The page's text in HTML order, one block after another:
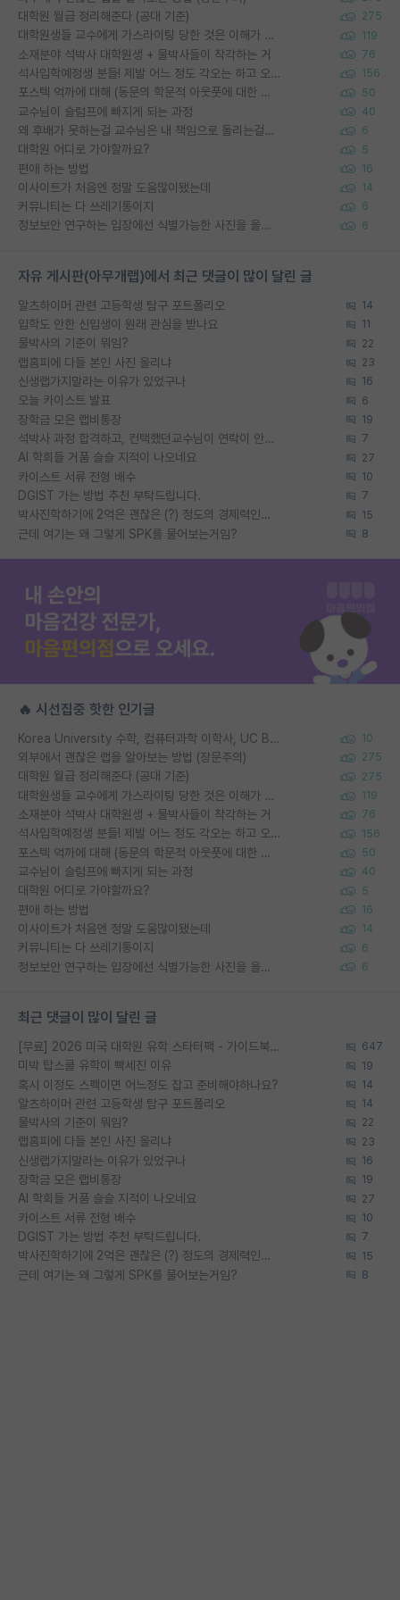
대학원 월급 정리해준다 (공대 기준) 275
대학원생들 교수에게 가스라이팅 당한 것은 이해가 갑니다. 안타깝네요. 119
소재분야 석박사 대학원생 + 물박사들이 착각하는 거 76
석사입학예정생 분들! 제발 어느 정도 각오는 하고 오세요. 156
포스텍 억까에 대해 (동문의 학문적 아웃풋에 대한 반박) 50
교수님이 슬럼프에 빠지게 되는 과정 40
왜 후배가 못하는걸 교수님은 내 책임으로 돌리는걸까요? 6
대학원 어디로 가야할까요? 5
편애 하는 방법 16
이사이트가 처음엔 정말 도움많이됐는데 14
커뮤니티는 다 쓰레기통이지 6
정보보안 연구하는 입장에선 식별가능한 사진을 올리는건 비추이긴함 6
자유 게시판(아무개랩)에서 최근 댓글이 많이 달린 글
알츠하이머 관련 고등학생 탐구 포트폴리오 14
입학도 안한 신입생이 원래 관심을 받나요 11
물박사의 기준이 뭐임? 22
랩홈피에 다들 본인 사진 올리냐 23
신생랩가지말라는 이유가 있었구나 16
오늘 카이스트 발표 6
장학금 모은 랩비통장 19
석박사 과정 합격하고, 컨택했던교수님이 연락이 안됩니다... 7
AI 학회들 거품 슬슬 지적이 나오네요 27
카이스트 서류 전형 배수 10
DGIST 가는 방법 추천 부탁드립니다. 7
박사진학하기에 2억은 괜찮은 (?) 정도의 경제력인가요 15
근데 여기는 왜 그렇게 SPK를 물어보는거임? 8
🔥 시선집중 핫한 인기글
Korea University 수학, 컴퓨터과학 이학사, UC Berkeley 산업공학 대학원 공학박사가 되는 것은 쉽지 않겠죠? 10
외부에서 괜찮은 랩을 알아보는 방법 (장문주의) 275
대학원 월급 정리해준다 (공대 기준) 275
대학원생들 교수에게 가스라이팅 당한 것은 이해가 갑니다. 안타깝네요. 119
소재분야 석박사 대학원생 + 물박사들이 착각하는 거 76
석사입학예정생 분들! 제발 어느 정도 각오는 하고 오세요. 156
포스텍 억까에 대해 (동문의 학문적 아웃풋에 대한 반박) 50
교수님이 슬럼프에 빠지게 되는 과정 40
대학원 어디로 가야할까요? 5
편애 하는 방법 16
이사이트가 처음엔 정말 도움많이됐는데 14
커뮤니티는 다 쓰레기통이지 6
정보보안 연구하는 입장에선 식별가능한 사진을 올리는건 비추이긴함 6
최근 댓글이 많이 달린 글
[무료] 2026 미국 대학원 유학 스타터팩 - 가이드북 & 합격자 컨택메일 템플릿 647
미박 탑스쿨 유학이 빡세진 이유 19
혹시 이정도 스펙이면 어느정도 잡고 준비해야하나요? 14
알츠하이머 관련 고등학생 탐구 포트폴리오 14
물박사의 기준이 뭐임? 22
랩홈피에 다들 본인 사진 올리냐 23
신생랩가지말라는 이유가 있었구나 16
장학금 모은 랩비통장 19
AI 학회들 거품 슬슬 지적이 나오네요 27
카이스트 서류 전형 배수 10
DGIST 가는 방법 추천 부탁드립니다. 7
박사진학하기에 2억은 괜찮은 (?) 정도의 경제력인가요 15
근데 여기는 왜 그렇게 SPK를 물어보는거임? 8